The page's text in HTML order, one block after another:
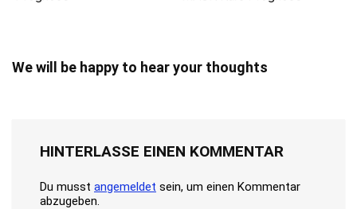
We will be happy to hear your thoughts
HINTERLASSE EINEN KOMMENTAR
Du musst angemeldet sein, um einen Kommentar
abzugeben.